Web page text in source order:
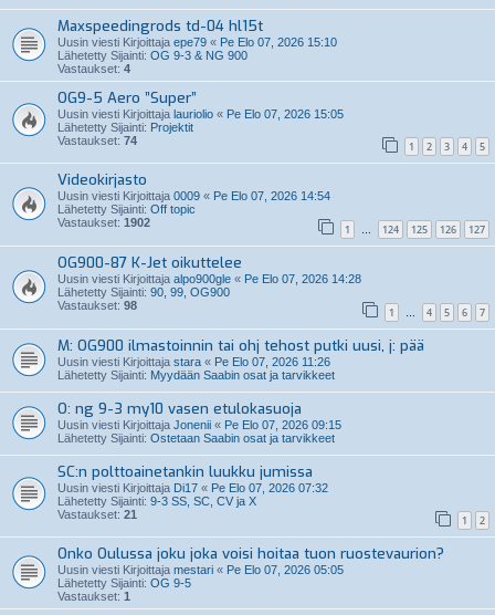
Maxspeedingrods td-04 hl15t
Uusin viesti Kirjoittaja epe79 « Pe Elo 07, 2026 15:10
Lähetetty Sijainti: OG 9-3 & NG 900
Vastaukset: 4
OG9-5 Aero ”Super”
Uusin viesti Kirjoittaja lauriolio « Pe Elo 07, 2026 15:05
Lähetetty Sijainti: Projektit
Vastaukset: 74 1 2 3 4 5
Videokirjasto
Uusin viesti Kirjoittaja 0009 « Pe Elo 07, 2026 14:54
Lähetetty Sijainti: Off topic
Vastaukset: 1902 1 … 124 125 126 127
OG900-87 K-Jet oikuttelee
Uusin viesti Kirjoittaja alpo900gle « Pe Elo 07, 2026 14:28
Lähetetty Sijainti: 90, 99, OG900
Vastaukset: 98 1 … 4 5 6 7
M: OG900 ilmastoinnin tai ohj tehost putki uusi, j: pää
Uusin viesti Kirjoittaja stara « Pe Elo 07, 2026 11:26
Lähetetty Sijainti: Myydään Saabin osat ja tarvikkeet
O: ng 9-3 my10 vasen etulokasuoja
Uusin viesti Kirjoittaja Jonenii « Pe Elo 07, 2026 09:15
Lähetetty Sijainti: Ostetaan Saabin osat ja tarvikkeet
SC:n polttoainetankin luukku jumissa
Uusin viesti Kirjoittaja Di17 « Pe Elo 07, 2026 07:32
Lähetetty Sijainti: 9-3 SS, SC, CV ja X
Vastaukset: 21 1 2
Onko Oulussa joku joka voisi hoitaa tuon ruostevaurion?
Uusin viesti Kirjoittaja mestari « Pe Elo 07, 2026 05:05
Lähetetty Sijainti: OG 9-5
Vastaukset: 1